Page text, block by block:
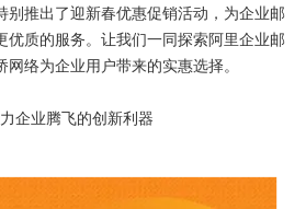
别推出了迎新春优惠促销活动，为企业邮
优质的服务。让我们一同探索阿里企业邮
络为企业用户带来的实惠选择。
企业腾飞的创新利器